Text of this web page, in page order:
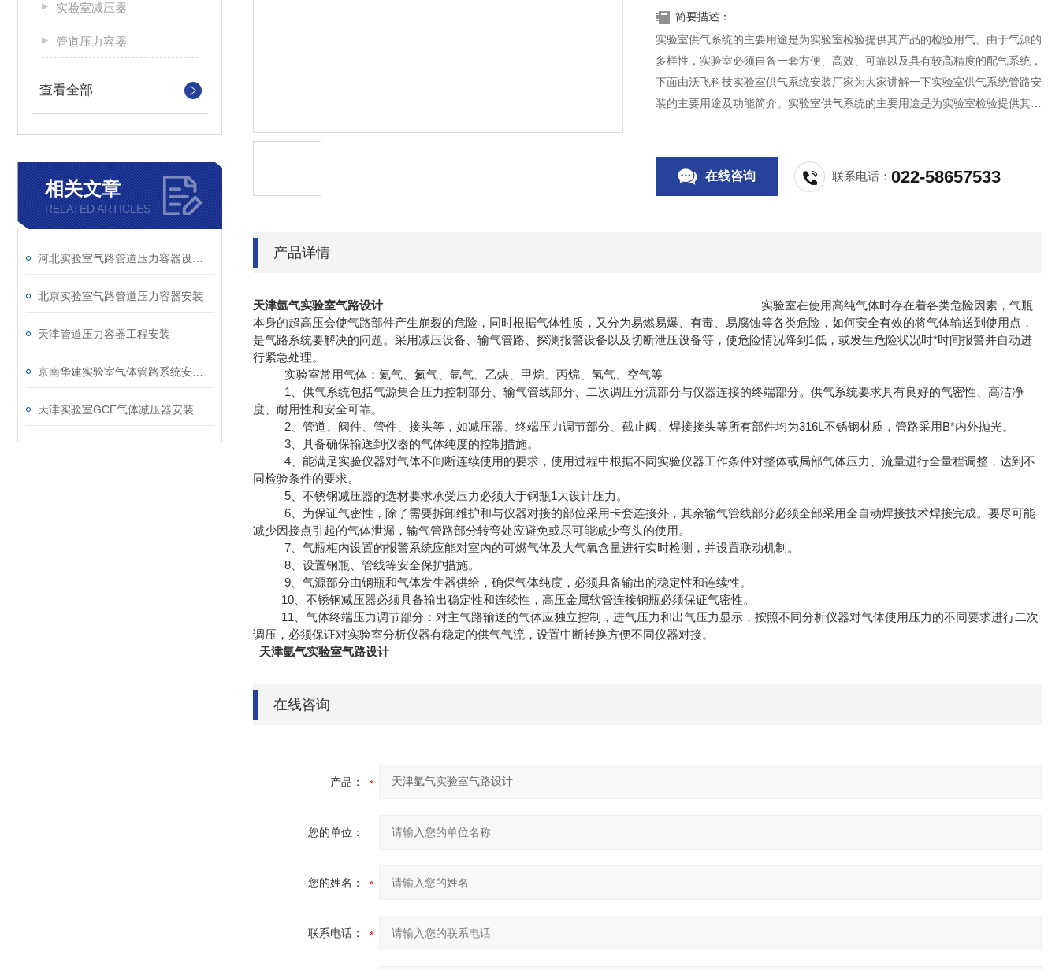
实验室减压器
管道压力容器
查看全部
相关文章
RELATED ARTICLES
北京实验室气路管道压力容器安装
天津管道压力容器工程安装
简要描述：
实验室供气系统的主要用途是为实验室检验提供其产品的检验用气。由于气源的
多样性，实验室必须自备一套方便、高效、可靠以及具有较高精度的配气系统，
下面由沃飞科技实验室供气系统安装厂家为大家讲解一下实验室供气系统管路安
装的主要用途及功能简介。实验室供气系统的主要用途是为实验室检验提供其产
在线咨询 联系电话：022-58657533
产品详情
天津氩气实验室气路设计实验室在使用高纯气体时存在着各类危险因素，气瓶
本身的超高压会使气路部件产生崩裂的危险，同时根据气体性质，又分为易燃易爆、有毒、易腐蚀等各类危险，如何安全有效的将气体输送到使用点，
是气路系统要解决的问题。采用减压设备、输气管路、探测报警设备以及切断泄压设备等，使危险情况降到1低，或发生危险状况时*时间报警并自动进
行紧急处理。
实验室常用气体：氦气、氮气、氩气、乙炔、甲烷、丙烷、氢气、空气等
1、供气系统包括气源集合压力控制部分、输气管线部分、二次调压分流部分与仪器连接的终端部分。供气系统要求具有良好的气密性、高洁净
度、耐用性和安全可靠。
2、管道、阀件、管件、接头等，如减压器、终端压力调节部分、截止阀、焊接接头等所有部件均为316L不锈钢材质，管路采用B*内外抛光。
3、具备确保输送到仪器的气体纯度的控制措施。
4、能满足实验仪器对气体不间断连续使用的要求，使用过程中根据不同实验仪器工作条件对整体或局部气体压力、流量进行全量程调整，达到不
同检验条件的要求。
5、不锈钢减压器的选材要求承受压力必须大于钢瓶1大设计压力。
6、为保证气密性，除了需要拆卸维护和与仪器对接的部位采用卡套连接外，其余输气管线部分必须全部采用全自动焊接技术焊接完成。要尽可能
减少因接点引起的气体泄漏，输气管路部分转弯处应避免或尽可能减少弯头的使用。
7、气瓶柜内设置的报警系统应能对室内的可燃气体及大气氧含量进行实时检测，并设置联动机制。
8、设置钢瓶、管线等安全保护措施。
9、气源部分由钢瓶和气体发生器供给，确保气体纯度，必须具备输出的稳定性和连续性。
10、不锈钢减压器必须具备输出稳定性和连续性，高压金属软管连接钢瓶必须保证气密性。
11、气体终端压力调节部分：对主气路输送的气体应独立控制，进气压力和出气压力显示，按照不同分析仪器对气体使用压力的不同要求进行二次
调压，必须保证对实验室分析仪器有稳定的供气气流，设置中断转换方便不同仪器对接。
天津氩气实验室气路设计
在线咨询
产品：
您的单位：
您的姓名：
联系电话：